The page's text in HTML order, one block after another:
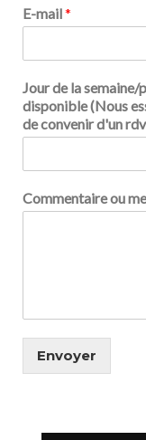
E-mail*
Jour de la semaine/
disponible (Nous
de convenir d'un
Commentaire ou
Envoyer